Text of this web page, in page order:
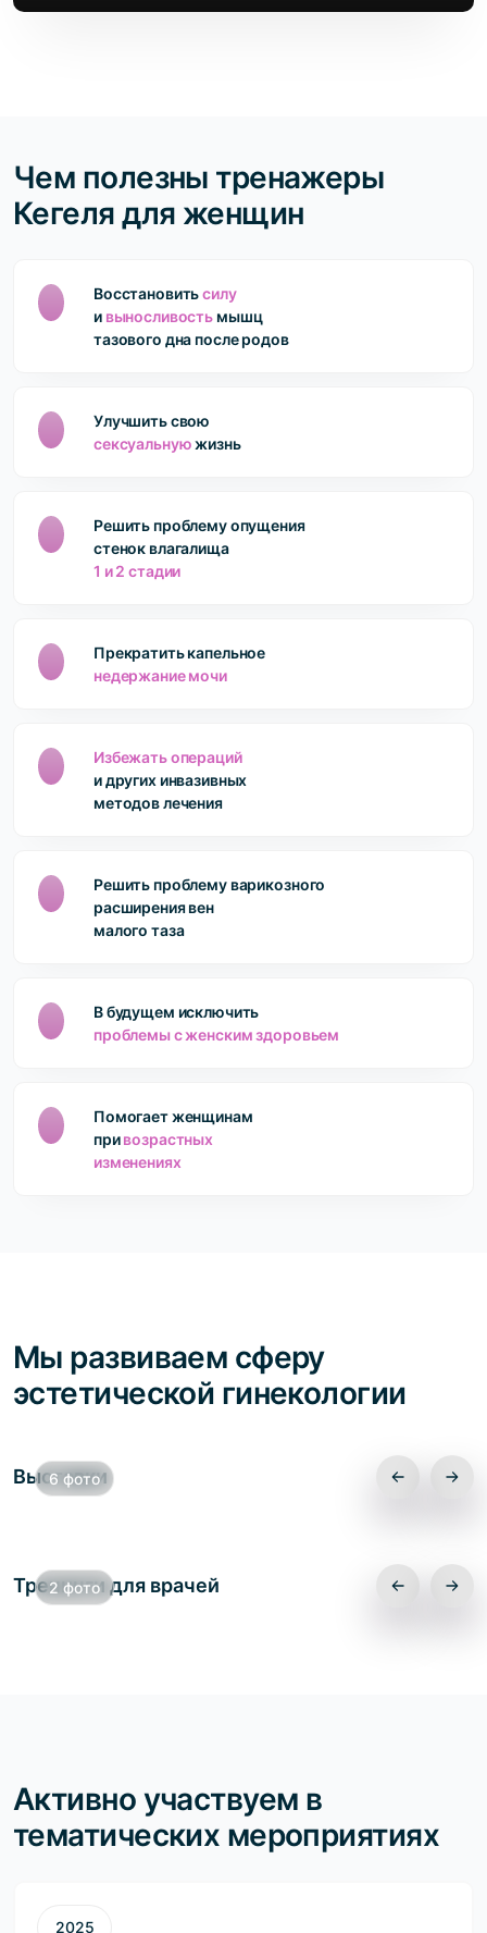
Чем полезны тренажеры
Кегеля для женщин
Восстановитьсилу
и выносливость мышц
тазового дна после родов
Улучшить свою
сексуальнуюжизнь
Решить проблему опущения
стенок влагалища
1 и 2 стадии
Прекратить капельное
недержание мочи
Избежать операций
и других инвазивных
методов лечения
Решить проблему варикозного
расширения вен
малого таза
В будущем исключить
проблемы с женским здоровьем
Помогает женщинам
привозрастных
изменениях
Мы развиваем сферу
эстетической гинекологии
6 фото
Выставки
2 фото
Тренинги для врачей
Активно участвуем в
тематических мероприятиях
2025